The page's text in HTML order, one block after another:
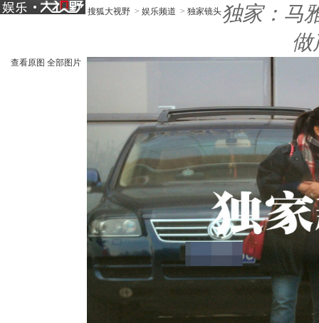
搜狐大视野 > 娱乐频道 > 独家镜头独家：马
做
查看原图 全部图片